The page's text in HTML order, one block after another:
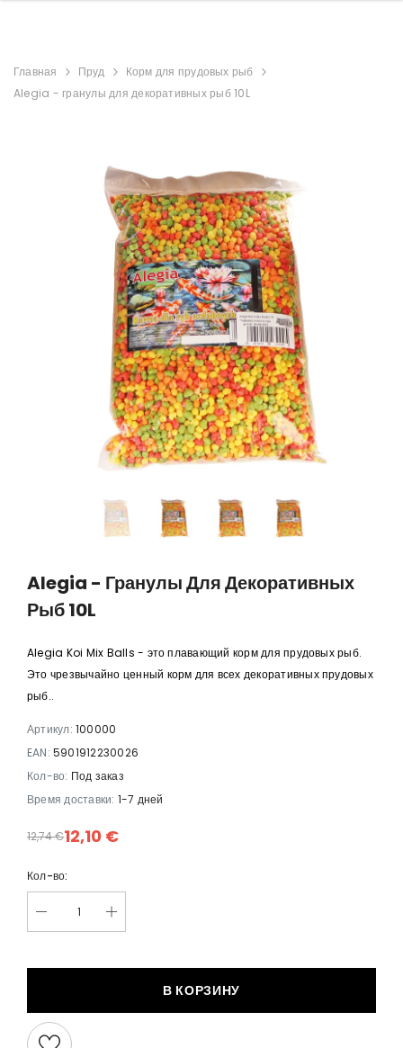
Главная Пруд
Корм ​​для прудовых рыб
Alegia - гранулы для декоративных рыб 10L
Alegia - Гранулы Для Декоративных
Рыб 10L
Alegia Koi Mix Balls - это плавающий корм для прудовых рыб.
Это чрезвычайно ценный корм для всех декоративных прудовых
рыб..
Артикул: 100000
EAN: 5901912230026
Кол-во: Под заказ
Время доставки: 1-7 дней
12,10 €
12,74 €
Кол-во:
В КОРЗИНУ
Aquael Аквариумный
комплект ULTRASCAPE
60 Snow
364,56 € 346,33 €